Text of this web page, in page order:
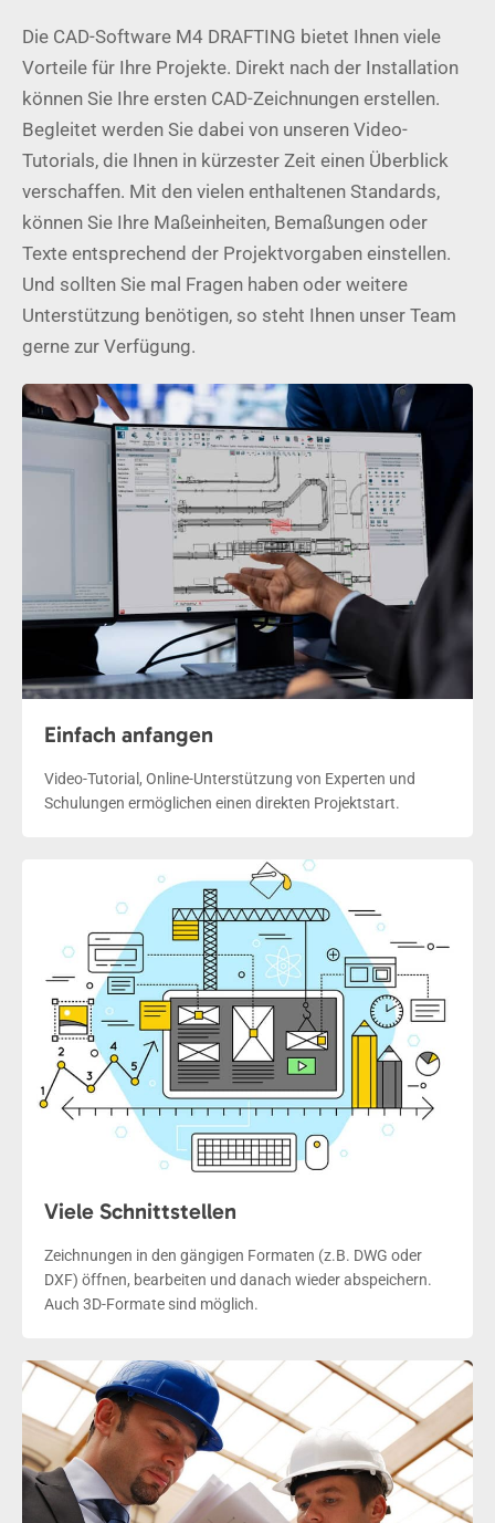
Die CAD-Software M4 DRAFTING bietet Ihnen viele
Vorteile für Ihre Projekte. Direkt nach der Installation
können Sie Ihre ersten CAD-Zeichnungen erstellen.
Begleitet werden Sie dabei von unseren Video-
Tutorials, die Ihnen in kürzester Zeit einen Überblick
verschaffen. Mit den vielen enthaltenen Standards,
können Sie Ihre Maßeinheiten, Bemaßungen oder
Texte entsprechend der Projektvorgaben einstellen.
Und sollten Sie mal Fragen haben oder weitere
Unterstützung benötigen, so steht Ihnen unser Team
gerne zur Verfügung.
Einfach anfangen
Video-Tutorial, Online-Unterstützung von Experten und
Schulungen ermöglichen einen direkten Projektstart.
Viele Schnittstellen
Zeichnungen in den gängigen Formaten (z.B. DWG oder
DXF) öffnen, bearbeiten und danach wieder abspeichern.
Auch 3D-Formate sind möglich.